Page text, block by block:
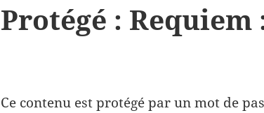
Protégé :
Ce contenu est protégé par un mot de